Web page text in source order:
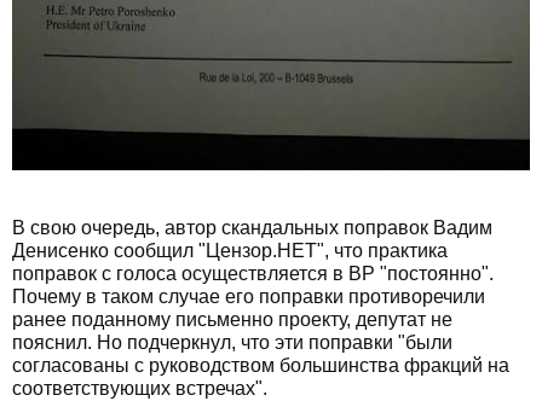
В свою очередь, автор скандальных поправок Вадим
Денисенко сообщил "Цензор.НЕТ", что практика
поправок с голоса осуществляется в ВР "постоянно".
Почему в таком случае его поправки противоречили
ранее поданному письменно проекту, депутат не
пояснил. Но подчеркнул, что эти поправки "были
согласованы с руководством большинства фракций на
соответствующих встречах".